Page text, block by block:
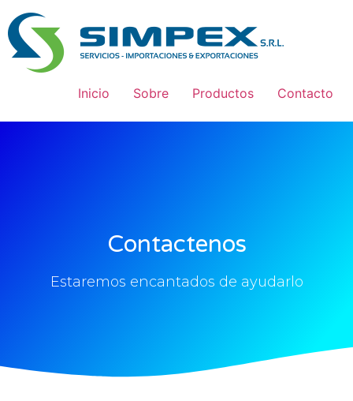
Inicio Sobre Productos Contacto
Contactenos
Estaremos encantados de ayudarlo